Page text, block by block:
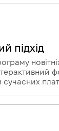
підхід
сучасних